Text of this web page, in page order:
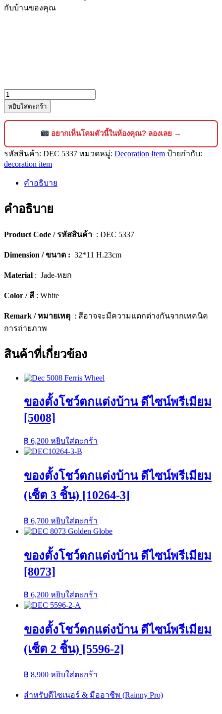
กับบ้านของคุณ
จำนวน
ของ
ตั้ง
ตกแต่ง
บ้าน
ดีไซน์
พรีเมียม
ชิ้น
หยิบใส่ตะกร้า
อยากเห็นโคมตัวนี้ในห้องคุณ? ลองเลย →
รหัสสินค้า: DEC 5337 หมวดหมู่: Decoration Item ป้ายกำกับ:
decoration item
คำอธิบาย
คำอธิบาย
Product Code / รหัสสินค้า : DEC 5337
Dimension / ขนาด : 32*11 H.23cm
Material : Jade-หยก
Color / สี : White
Remark / หมายเหตุ : สีอาจจะมีความแตกต่างกันจากเทคนิค
การถ่ายภาพ
สินค้าที่เกี่ยวข้อง
ของตั้งโชว์ตกแต่งบ้าน ดีไซน์พรีเมียม
[5008]
฿ 6,200 หยิบใส่ตะกร้า
ของตั้งโชว์ตกแต่งบ้าน ดีไซน์พรีเมียม
(เซ็ต 3 ชิ้น) [10264-3]
฿ 6,700 หยิบใส่ตะกร้า
ของตั้งโชว์ตกแต่งบ้าน ดีไซน์พรีเมียม
[8073]
฿ 6,200 หยิบใส่ตะกร้า
ของตั้งโชว์ตกแต่งบ้าน ดีไซน์พรีเมียม
(เซ็ต 2 ชิ้น) [5596-2]
฿ 8,900 หยิบใส่ตะกร้า
สำหรับดีไซเนอร์ & มืออาชีพ (Rainny Pro)